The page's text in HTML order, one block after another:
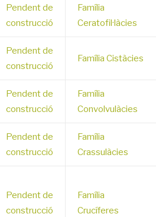
Pendent de
construcció
Família
Ceratofil·làcies
Pendent de
construcció
Família Cistàcies
Pendent de
construcció
Família
Convolvulàcies
Pendent de
construcció
Família
Crassulàcies
Pendent de
construcció
Família
Crucíferes